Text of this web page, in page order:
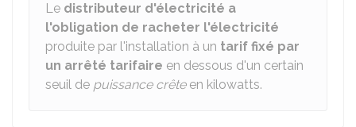
Le distributeur d'électricité a
l'obligation de racheter l'électricité
produite par l'installation à un tarif fixé par
un arrêté tarifaire en dessous d'un certain
seuil de puissance crêteen kilowatts.